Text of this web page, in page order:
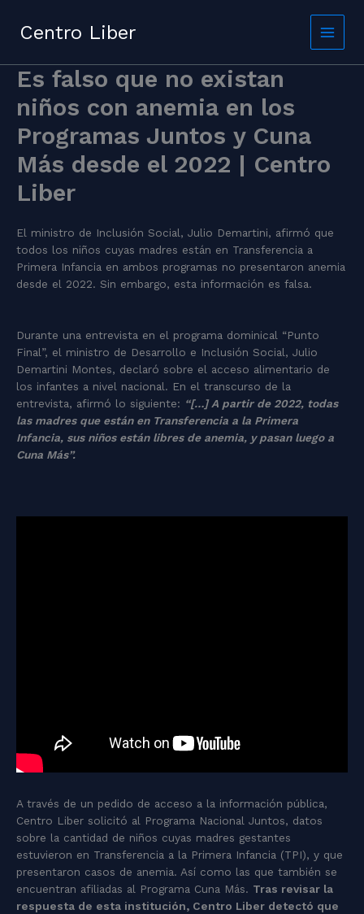
contentCentro Liber
Es falso que no existan
niños con anemia en los
Programas Juntos y Cuna
Más desde el 2022 | Centro
Liber
El ministro de Inclusión Social, Julio Demartini, afirmó que
todos los niños cuyas madres están en Transferencia a
Primera Infancia en ambos programas no presentaron anemia
desde el 2022. Sin embargo, esta información es falsa.
Durante una entrevista en el programa dominical “Punto
Final”, el ministro de Desarrollo e Inclusión Social, Julio
Demartini Montes, declaró sobre el acceso alimentario de
los infantes a nivel nacional. En el transcurso de la
entrevista, afirmó lo siguiente: “[…] A partir de 2022, todas
las madres que están en Transferencia a la Primera
Infancia, sus niños están libres de anemia, y pasan luego a
Cuna Más”.
A través de un pedido de acceso a la información pública,
Centro Liber solicitó al Programa Nacional Juntos, datos
sobre la cantidad de niños cuyas madres gestantes
estuvieron en Transferencia a la Primera Infancia (TPI), y que
presentaron casos de anemia. Así como las que también se
encuentran afiliadas al Programa Cuna Más. Tras revisar la
respuesta de esta institución, Centro Liber detectó que